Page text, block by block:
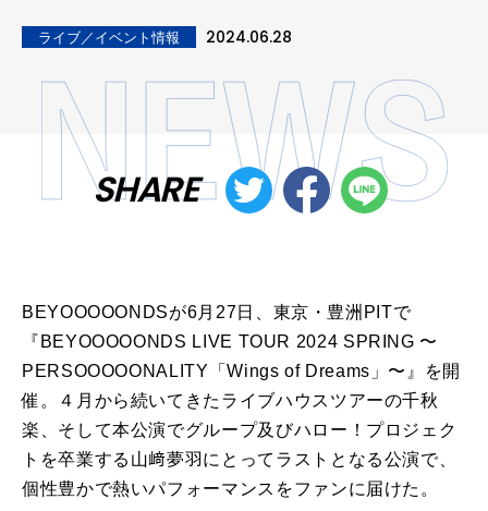
ライブ／イベント情報 2024.06.28
SHARE
BEYOOOOONDSが6月27日、東京・豊洲PITで
『BEYOOOOONDS LIVE TOUR 2024 SPRING 〜
PERSOOOOONALITY「Wings of Dreams」〜』を開
催。４月から続いてきたライブハウスツアーの千秋
楽、そして本公演でグループ及びハロー！プロジェク
トを卒業する山﨑夢羽にとってラストとなる公演で、
個性豊かで熱いパフォーマンスをファンに届けた。